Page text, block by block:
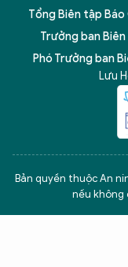
Tổng Biên tập Báo
Trưởng ban
Phó Trưởng ban
Lưu
Bản quyền thuộc An
nếu không
5 điểm nghẽn